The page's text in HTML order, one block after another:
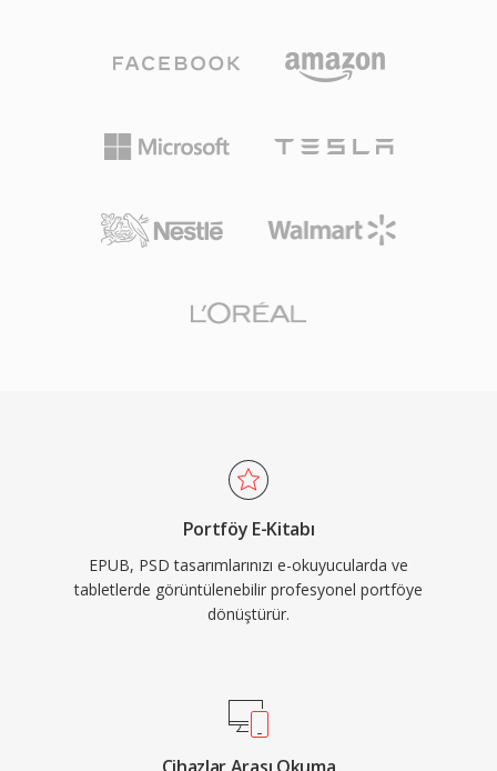
Portföy E-Kitabı
EPUB, PSD tasarımlarınızı e-okuyucularda ve
tabletlerde görüntülenebilir profesyonel portföye
dönüştürür.